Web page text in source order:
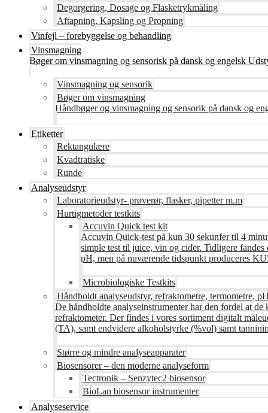
Degorgering, Dosage og Flasketrykmåling
Aftapning, Kapsling og Propning
Vinfejl – forebyggelse og behandling
Vinsmagning
Bøger om vinsmagning og sensorisk på dansk og engelsk
Vinsmagning og sensorik
Bøger om vinsmagning
Håndbøger og vinsmagning og sensorik på dansk og
Etiketter
Rektangulære
Kvadtratiske
Runde
Analyseudstyr
Laboratorieudstyr- prøverør, flasker, pipetter m.m
Hurtigmetoder testkits
Accuvin Quick test kit
Accuvin Quick-test på kun 30 sekunfer til 4
simple test til juice, vin og cider. Tidligere
pH, men på nuværende tidspunkt produceres
Microbiologiske Testkits
Håndholdt analyseudstyr, refraktometre, termometre,
De håndholdte analyseinstrumenter har den fordel at
refraktometer. Der findes i vores sortiment digitalt
(TA), samt endvidere alkoholstyrke (%vol) samt
Større og mindre analyseapparater
Biosensorer – den moderne analyseform
Tectronik – Senzytec2 biosensor
BioLan biosensor instrumenter
Analyseservice